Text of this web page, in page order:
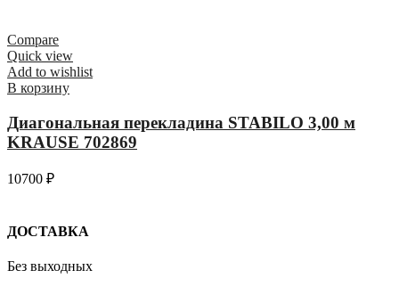
Compare
Quick view
Add to wishlist
В корзину
Диагональная перекладина STABILO 3,00 м
KRAUSE 702869
10700 ₽
ДОСТАВКА
Без выходных